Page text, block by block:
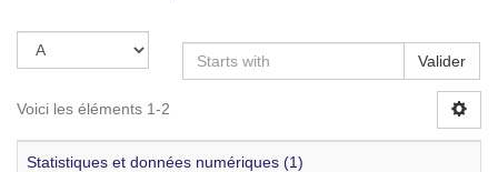
Valider
Voici les éléments 1-2
Statistiques et données numériques (1)